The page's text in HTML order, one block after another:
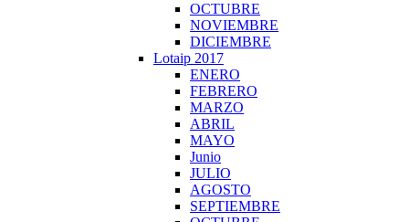
OCTUBRE
NOVIEMBRE
DICIEMBRE
Lotaip 2017
ENERO
FEBRERO
MARZO
ABRIL
MAYO
Junio
JULIO
AGOSTO
SEPTIEMBRE